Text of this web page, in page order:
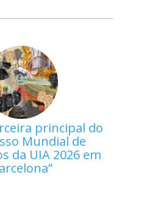
principal do
Mundial de
da UIA 2026 em